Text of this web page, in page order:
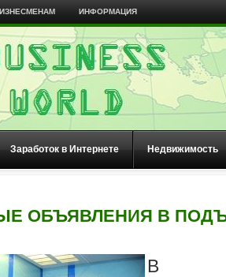
ИНФОРМАЦИЯ
Заработок в Интернете Недвижимость
ОБЪЯВЛЕНИЯ В
В